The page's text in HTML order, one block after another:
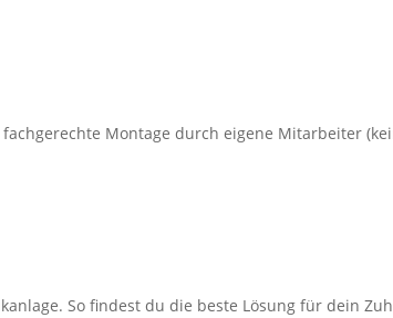
Montage durch eigene Mitarbeiter
So findest du die beste Lösung für dein